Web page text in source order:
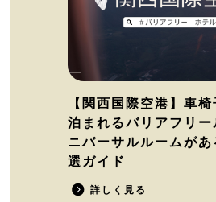
【関西国際空港】車椅
泊まれるバリアフリー
ニバーサルルームが
選ガイド
詳しく見る